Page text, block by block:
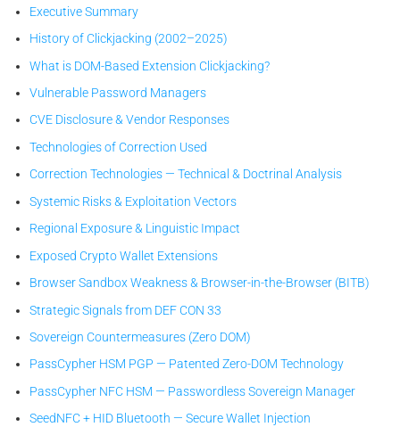
Executive Summary
History of Clickjacking (2002–2025)
What is DOM-Based Extension Clickjacking?
Vulnerable Password Managers
CVE Disclosure & Vendor Responses
Technologies of Correction Used
Correction Technologies — Technical & Doctrinal Analysis
Systemic Risks & Exploitation Vectors
Regional Exposure & Linguistic Impact
Exposed Crypto Wallet Extensions
Browser Sandbox Weakness & Browser-in-the-Browser (BITB)
Strategic Signals from DEF CON 33
Sovereign Countermeasures (Zero DOM)
PassCypher HSM PGP — Patented Zero-DOM Technology
PassCypher NFC HSM — Passwordless Sovereign Manager
SeedNFC + HID Bluetooth — Secure Wallet Injection